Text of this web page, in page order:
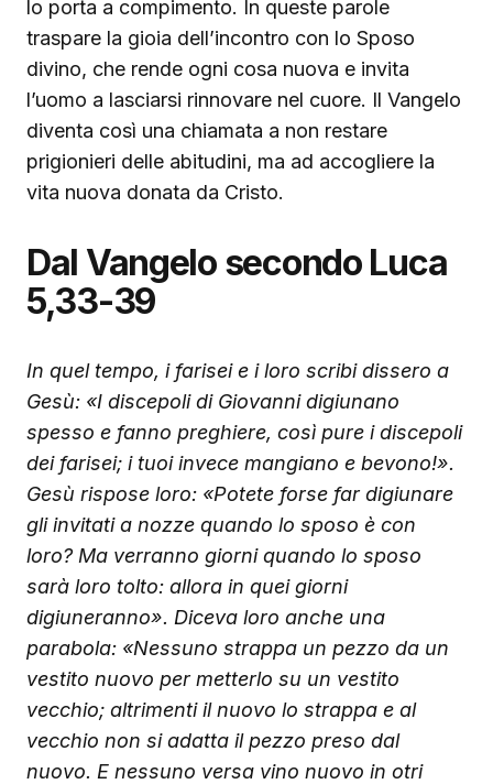
lo porta a compimento. In queste parole
traspare la gioia dell’incontro con lo Sposo
divino, che rende ogni cosa nuova e invita
l’uomo a lasciarsi rinnovare nel cuore. Il Vangelo
diventa così una chiamata a non restare
prigionieri delle abitudini, ma ad accogliere la
vita nuova donata da Cristo.
Dal Vangelo secondo Luca
5,33-39
In quel tempo, i farisei e i loro scribi dissero a
Gesù: «I discepoli di Giovanni digiunano
spesso e fanno preghiere, così pure i discepoli
dei farisei; i tuoi invece mangiano e bevono!».
Gesù rispose loro: «Potete forse far digiunare
gli invitati a nozze quando lo sposo è con
loro? Ma verranno giorni quando lo sposo
sarà loro tolto: allora in quei giorni
digiuneranno». Diceva loro anche una
parabola: «Nessuno strappa un pezzo da un
vestito nuovo per metterlo su un vestito
vecchio; altrimenti il nuovo lo strappa e al
vecchio non si adatta il pezzo preso dal
nuovo. E nessuno versa vino nuovo in otri